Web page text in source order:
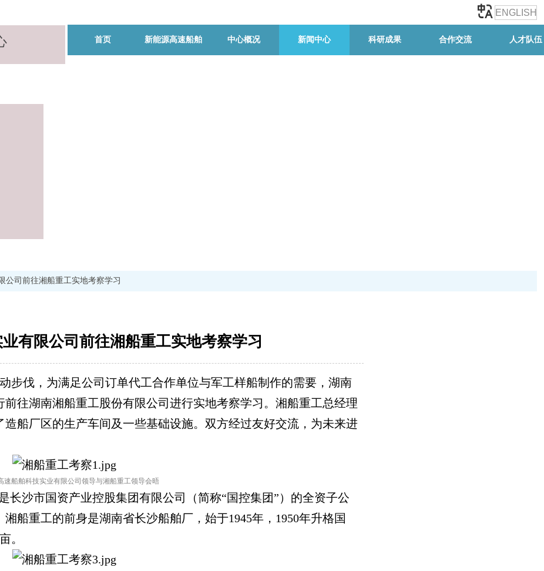
ENGLISH
首页 新能源高速船舶 中心概况 新闻中心 科研成果 合作交流 人才队伍
公司前往湘船重工实地考察学习
有限公司前往湘船重工实地考察学习
步伐，为满足公司订单代工合作单位与军工样船制作的需要，湖南
往湖南湘船重工股份有限公司进行实地考察学习。湘船重工总经理
船厂区的生产车间及一些基础设施。双方经过友好交流，为未来进
速船舶科技实业有限公司领导与湘船重工领导会晤
长沙市国资产业控股集团有限公司（简称“国控集团”）的全资子公
船重工的前身是湖南省长沙船舶厂，始于1945年，1950年升格国
。